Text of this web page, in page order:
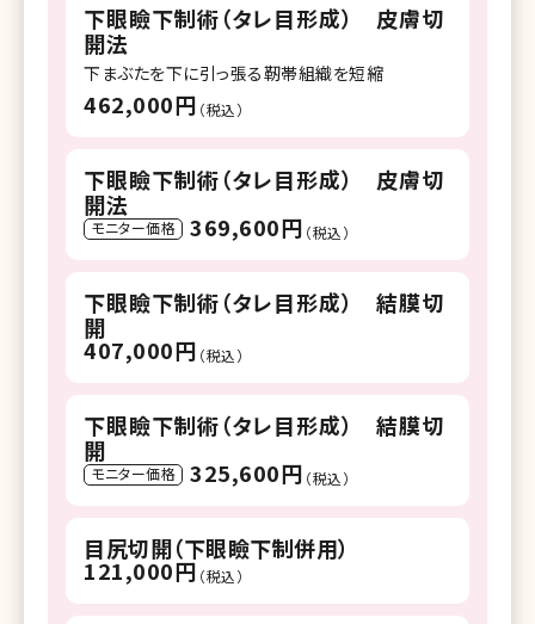
下眼瞼下制術（タレ目形成） 皮膚切
開法
下まぶたを下に引っ張る靭帯組織を短縮
462,000円 （税込）
下眼瞼下制術（タレ目形成） 皮膚切
開法
モニター価格 369,600円 （税込）
下眼瞼下制術（タレ目形成） 結膜切
開
407,000円 （税込）
下眼瞼下制術（タレ目形成） 結膜切
開
モニター価格 325,600円 （税込）
目尻切開（下眼瞼下制併用）
121,000円 （税込）